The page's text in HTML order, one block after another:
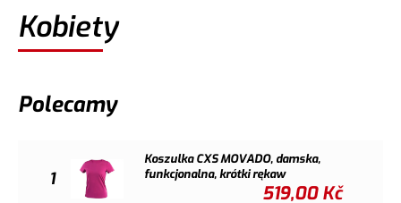
Kobiety
Polecamy
1
Koszulka CXS MOVADO, damska,
funkcjonalna, krótki rękaw
519,00Kč